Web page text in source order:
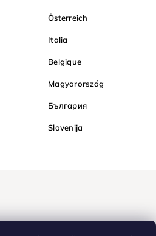
Österreich
Italia
Belgique
Magyarország
България
Slovenija